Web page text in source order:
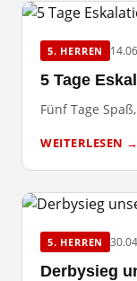
5. HERREN
5 Tage
Fünf Tage
WEITERLESEN →
5. HERREN
Derbysieg